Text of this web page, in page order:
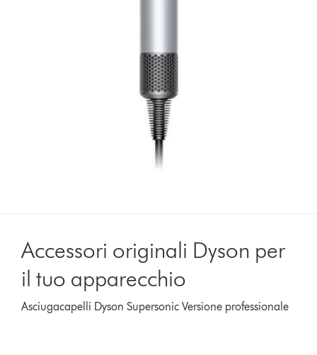
Accessori originali Dyson per
il tuo apparecchio
Asciugacapelli Dyson Supersonic Versione professionale